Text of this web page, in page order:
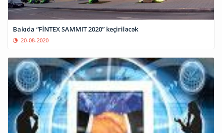
Bakıda “FİNTEX SAMMIT 2020” keçiriləcək
20-08-2020